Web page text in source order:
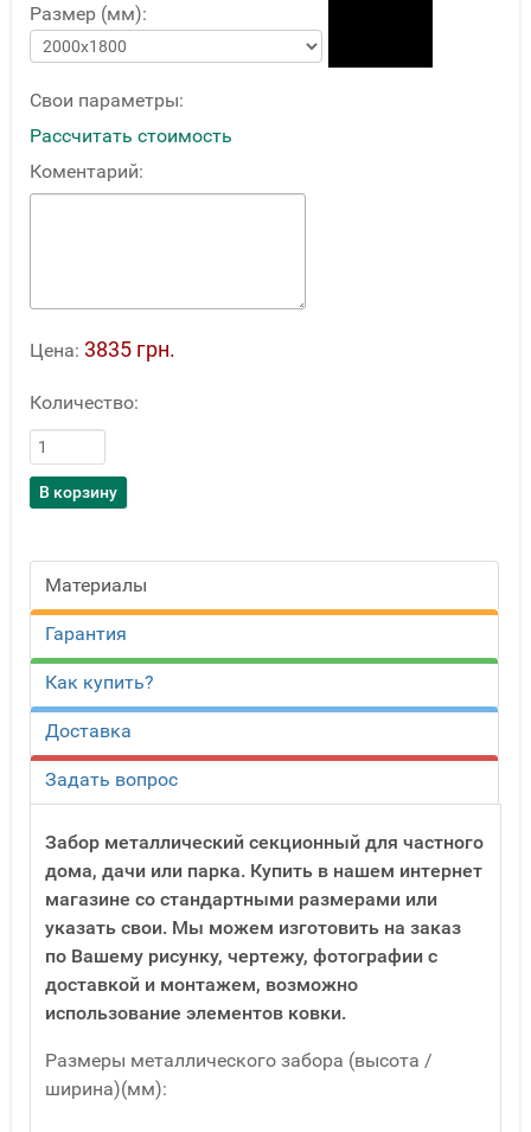
Размер (мм):
Свои параметры:
Рассчитать стоимость
Коментарий:
Цена: 3835 грн.
Количество:
Материалы
Гарантия
Как купить?
Доставка
Задать вопрос
Забор металлический секционный для частного
дома, дачи или парка. Купить в нашем интернет
магазине со стандартными размерами или
указать свои. Мы можем изготовить на заказ
по Вашему рисунку, чертежу, фотографии с
доставкой и монтажем, возможно
использование элементов ковки.
Размеры металлического забора (высота /
ширина)(мм):